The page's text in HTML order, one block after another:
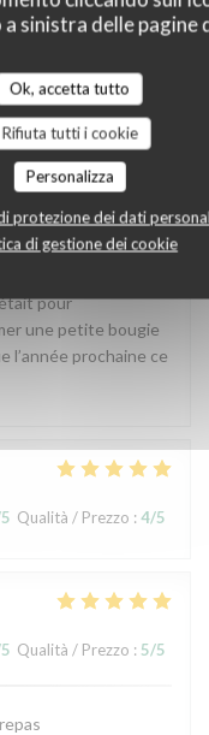
a sinistra delle pagine
Ok, accetta tutto
Rifiuta tutti i cookie
Personalizza
protezione dei dati
di gestione dei cookie
et service
Parfait.
Qualità / Prezzo
nous avons
l’année dernière,
pour
une petite bougie
l’année prochaine ce
Qualità / Prezzo : 4/5
Qualità / Prezzo : 5/5